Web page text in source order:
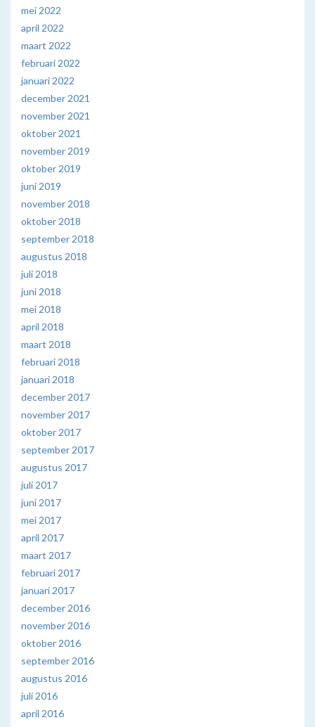
mei 2022
april 2022
maart 2022
februari 2022
januari 2022
december 2021
november 2021
oktober 2021
november 2019
oktober 2019
juni 2019
november 2018
oktober 2018
september 2018
augustus 2018
juli 2018
juni 2018
mei 2018
april 2018
maart 2018
februari 2018
januari 2018
december 2017
november 2017
oktober 2017
september 2017
augustus 2017
juli 2017
juni 2017
mei 2017
april 2017
maart 2017
februari 2017
januari 2017
december 2016
november 2016
oktober 2016
september 2016
augustus 2016
juli 2016
april 2016